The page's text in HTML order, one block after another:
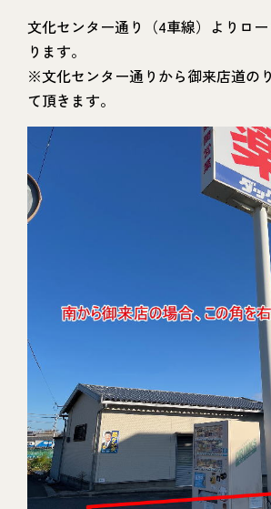
文化センター通り（4車線）よりロ
ります。
※文化センター通りから御来店道の
て頂きます。